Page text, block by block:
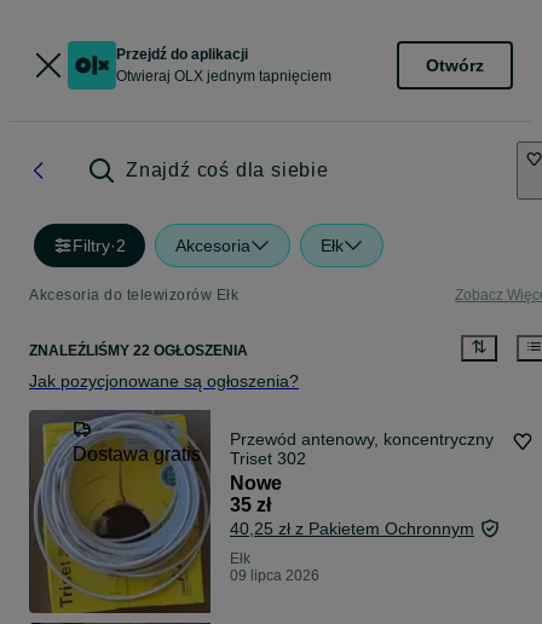
Przejdź do aplikacji
Otwieraj OLX jednym tapnięciem
Otwórz
Znajdź coś dla siebie
Filtry·2 Akcesoria Ełk
Akcesoria do telewizorów Ełk Zobacz
ZNALEŹLIŚMY 22 OGŁOSZENIA
Jak pozycjonowane są ogłoszenia?
Dostawa gratis
Przewód antenowy, koncentryczny
Triset 302
Nowe
35 zł
40,25 zł z Pakietem Ochronnym
Ełk
09 lipca 2026